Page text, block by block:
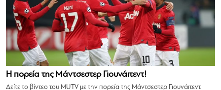
Η πορεία της Μάντσεστερ Γιουνάιτεντ!
Δείτε το βίντεο του MUTV με την πορεία της Μάντσεστερ Γιουνάιτεντ